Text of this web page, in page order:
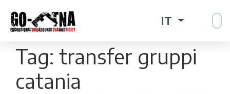
IT
Tag: transfer gruppi
catania